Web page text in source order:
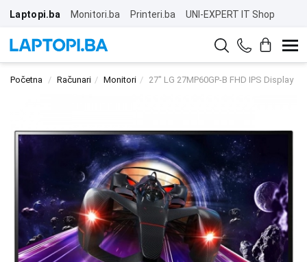
Laptopi.ba Monitori.ba Printeri.ba UNI-EXPERT IT Shop
Početna Računari Monitori 27" LG 27MP60GP-B FHD IPS Display